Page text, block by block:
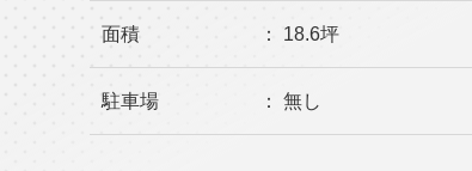
面積 ： 18.6坪
駐車場 ： 無し